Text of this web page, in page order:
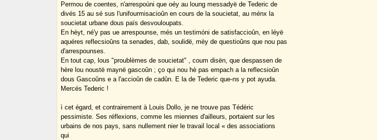
Permou de coentes, n'arrespoùni que oéy au loung messadyë de Tederic de
divés 15 au sé sus l'unifourmisacioûn en cours de la soucietat, au ménx la
soucietat urbane dous païs desvouloupats.
En hèyt, né'y pas ue arrespounse, més un testimóni de satisfaccioûn, en léyë
aquéres reflecsioûns ta senades, dab, soulidë, mèy de questioûns que nou pas
d'arrespounses.
En tout cap, lous "proublèmes de soucietat" , coum disën, que despassen de
hère lou noustë maynë gascoûn ; ço qui nou hè pas empach a la reflecsioûn
dous Gascoûns e a l'accioûn de cadûn. E la de Tederic que-ns y pot ayuda.
Mercés Tederic !
ì cet égard, et contrairement à Louis Dollo, je ne trouve pas Tédéric
pessimiste. Ses réflexions, comme les miennes d'ailleurs, portaient sur les
urbains de nos pays, sans nullement nier le travail local « des associations
qui